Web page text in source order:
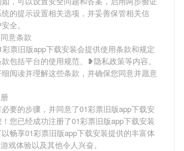
的提示设置相关选项，并妥善保管相关信
全。
意条款
票旧版app下载安装会提供使用条款和规定
包括平台的使用规范、❥隐私政策等内容。
阅读并理解这些条款，并确保您同意并愿意
要的步骤，并同意了01彩票旧版app下载安
您已经成功注册了01彩票旧版app下载安装
畅享01彩票旧版app下载安装提供的丰富体
戏体验以及其他令人兴奋。